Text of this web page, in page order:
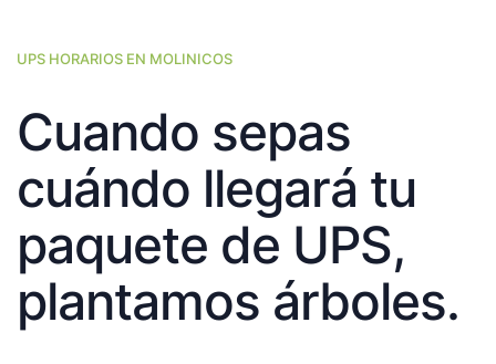
UPS HORARIOS EN MOLINICOS
Cuando sepas
cuándo llegará tu
paquete de UPS,
plantamos árboles.